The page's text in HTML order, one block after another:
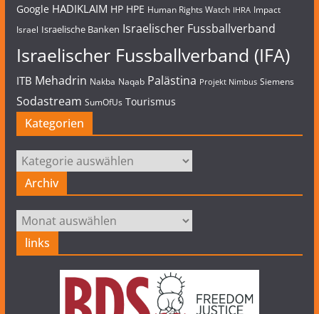
Google HADIKLAIM HP HPE Human Rights Watch IHRA Impact
Israel Israelische Banken Israelischer Fussballverband
Israelischer Fussballverband (IFA)
ITB Mehadrin Nakba Naqab Palästina Projekt Nimbus Siemens
Sodastream SumOfUs Tourismus
Kategorien
Kategorien
Archiv
Archiv
links